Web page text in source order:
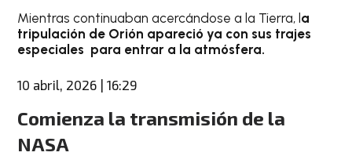
Mientras continuaban acercándose a la Tierra, la
tripulación de Orión apareció ya con sus trajes
especiales para entrar a la atmósfera.
10 abril, 2026 | 16:29
Comienza la transmisión de la
NASA